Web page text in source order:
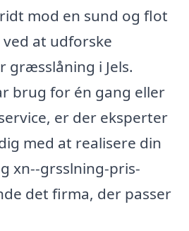
mod en sund og flot
at udforske
græsslåning i Jels.
brug for én gang eller
er der eksperter
med at realisere din
xn--grsslning-pris-
det firma, der passer